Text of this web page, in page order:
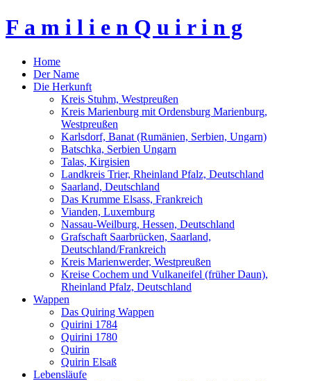
F a m i l i e n Q u i r i n g
Home
Der Name
Die Herkunft
Kreis Stuhm, Westpreußen
Kreis Marienburg mit Ordensburg Marienburg,
Westpreußen
Karlsdorf, Banat (Rumänien, Serbien, Ungarn)
Batschka, Serbien Ungarn
Talas, Kirgisien
Landkreis Trier, Rheinland Pfalz, Deutschland
Saarland, Deutschland
Das Krumme Elsass, Frankreich
Vianden, Luxemburg
Nassau-Weilburg, Hessen, Deutschland
Grafschaft Saarbrücken, Saarland,
Deutschland/Frankreich
Kreis Marienwerder, Westpreußen
Kreise Cochem und Vulkaneifel (früher Daun),
Rheinland Pfalz, Deutschland
Wappen
Das Quiring Wappen
Quirini 1784
Quirini 1780
Quirin
Quirin Elsaß
Lebensläufe